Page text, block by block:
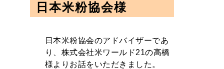
日本米粉協会様
日本米粉協会のアドバイザーであ
り、株式会社米ワールド21の高橋
様よりお話をいただきました。